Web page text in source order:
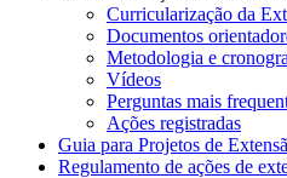
Curricularização da
Documentos
Metodologia e
Vídeos
Perguntas mais
Ações registradas
Guia para Projetos de
Regulamento de ações de